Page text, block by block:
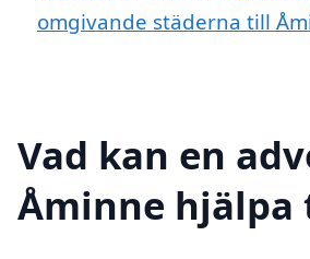
omgivande städerna till
Vad kan en
Åminne hjälpa